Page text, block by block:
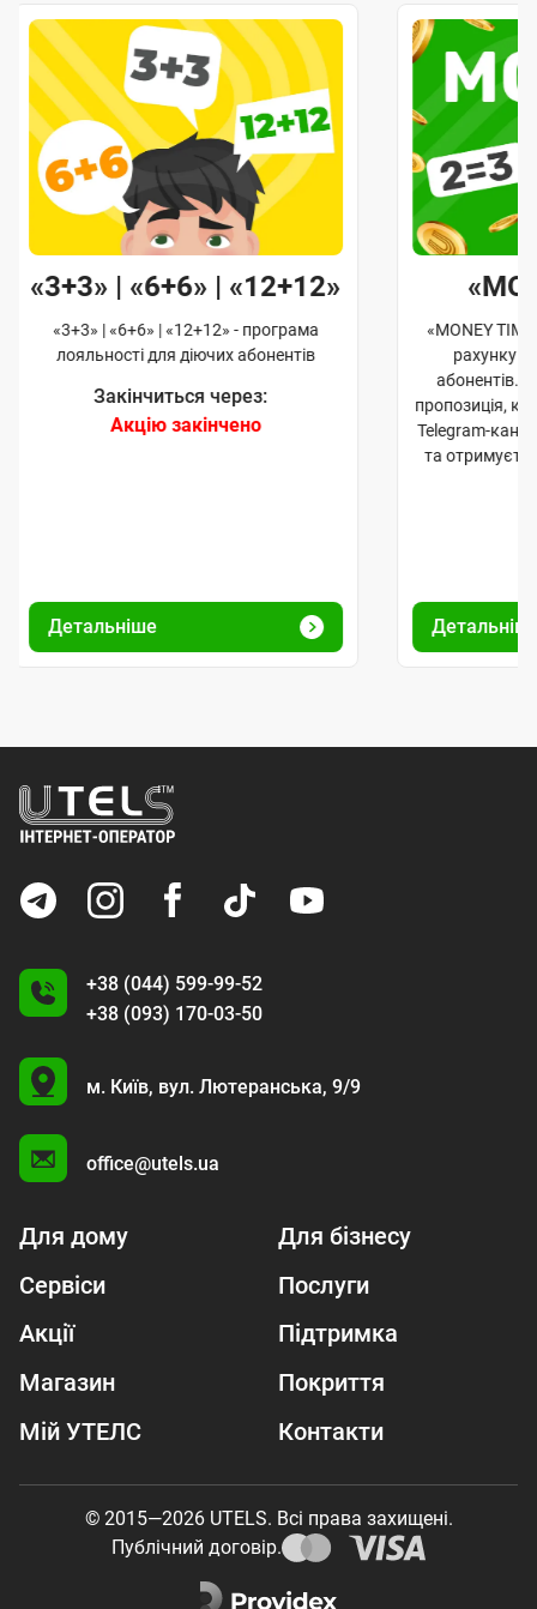
«3+3» | «6+6» | «12+12»
«3+3» | «6+6» | «12+12» - програма
лояльності для діючих абонентів
Закінчиться через:
Акцію закінчено
Детальніше
«MONEY
рахунку
абонентів.
пропозиція,
Telegram-
та
+38 (044) 599-99-52
+38 (093) 170-03-50
U
м. Київ, вул. Лютеранська, 9/9
office@utels.ua
Для дому
Для бізнесу
Сервіси
Послуги
Акції
Підтримка
Магазин
Покриття
Мій УТЕЛС
Контакти
© 2015—2026 UTELS. Всі права захищені.
Публічний договір.